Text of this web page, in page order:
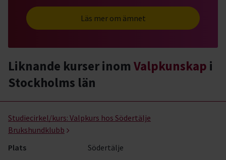
Läs mer om ämnet
Liknande kurser inom Valpkunskap i
Stockholms län
Studiecirkel/kurs: Valpkurs hos Södertälje
Brukshundklubb
Plats
Södertälje